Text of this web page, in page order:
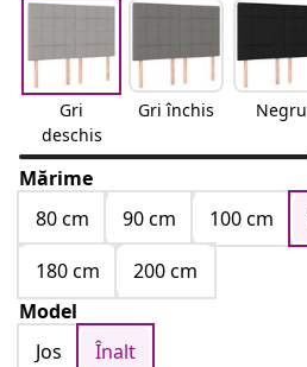
Gri
deschis
Gri închis Negru
Mărime
80 cm
90 cm 100 cm
180 cm
200 cm
Model
Jos
Înalt